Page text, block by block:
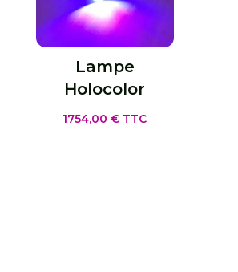
Lampe
Holocolor
1754,00€ TTC